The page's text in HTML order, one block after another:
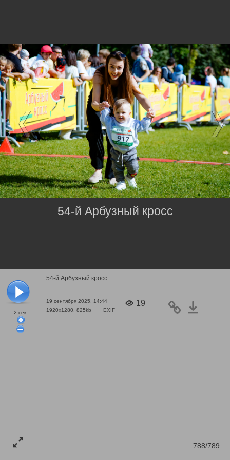
2 сек.
54-й Арбузный кросс
19 сентября 2025, 14:44
1920x1280, 825kb
EXIF
19
788/789
54-й Арбузный кросс